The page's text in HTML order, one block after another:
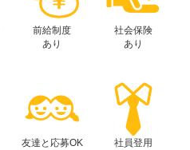
前給制度
あり
社会保険
あり
友達と応募OK 社員登用